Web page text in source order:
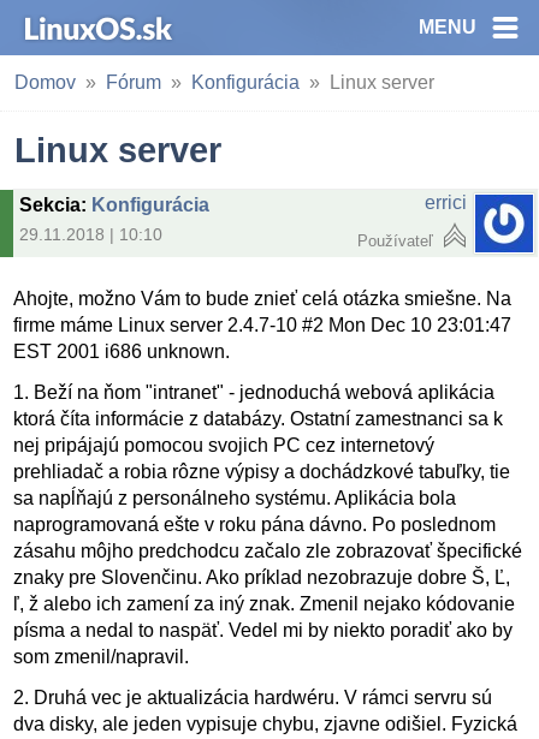
MENU
Domov Fórum Konfigurácia Linux server
Linux server
Sekcia: Konfigurácia
29.11.2018 | 10:10
errici
Používateľ
Ahojte, možno Vám to bude znieť celá otázka smiešne. Na
firme máme Linux server 2.4.7-10 #2 Mon Dec 10 23:01:47
EST 2001 i686 unknown.
1. Beží na ňom "intranet" - jednoduchá webová aplikácia
ktorá číta informácie z databázy. Ostatní zamestnanci sa k
nej pripájajú pomocou svojich PC cez internetový
prehliadač a robia rôzne výpisy a dochádzkové tabuľky, tie
sa napĺňajú z personálneho systému. Aplikácia bola
naprogramovaná ešte v roku pána dávno. Po poslednom
zásahu môjho predchodcu začalo zle zobrazovať špecifické
znaky pre Slovenčinu. Ako príklad nezobrazuje dobre Š, Ľ,
ľ, ž alebo ich zamení za iný znak. Zmenil nejako kódovanie
písma a nedal to naspäť. Vedel mi by niekto poradiť ako by
som zmenil/napravil.
2. Druhá vec je aktualizácia hardwéru. V rámci servru sú
dva disky, ale jeden vypisuje chybu, zjavne odišiel. Fyzická